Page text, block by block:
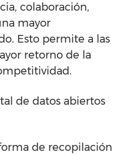
colaboración,
mayor
Esto permite a las
retorno de la
de datos abiertos
de recopilación